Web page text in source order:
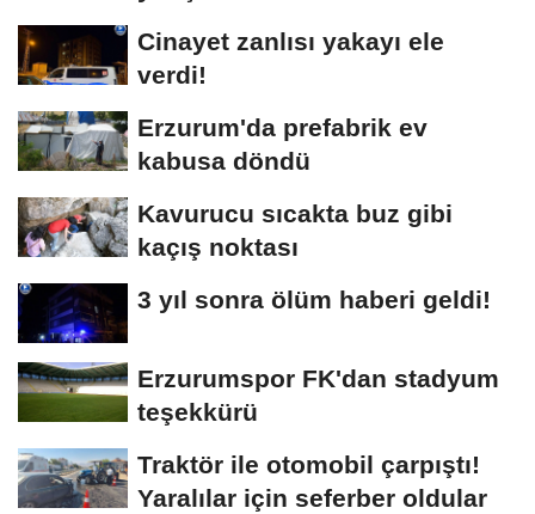
Cinayet zanlısı yakayı ele
verdi!
Erzurum'da prefabrik ev
kabusa döndü
Kavurucu sıcakta buz gibi
kaçış noktası
3 yıl sonra ölüm haberi geldi!
Erzurumspor FK'dan stadyum
teşekkürü
Traktör ile otomobil çarpıştı!
Yaralılar için seferber oldular